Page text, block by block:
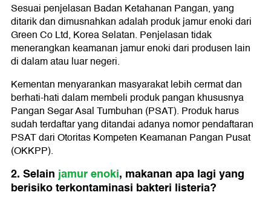
Sesuai penjelasan Badan Ketahanan Pangan, yang
ditarik dan dimusnahkan adalah produk jamur enoki dari
Green Co Ltd, Korea Selatan. Penjelasan tidak
menerangkan keamanan jamur enoki dari produsen lain
di dalam atau luar negeri.
Kementan menyarankan masyarakat lebih cermat dan
berhati-hati dalam membeli produk pangan khususnya
Pangan Segar Asal Tumbuhan (PSAT). Produk harus
sudah terdaftar yang ditandai adanya nomor pendaftaran
PSAT dari Otoritas Kompeten Keamanan Pangan Pusat
(OKKPP).
2. Selain jamur enoki, makanan apa lagi yang
berisiko terkontaminasi bakteri listeria?